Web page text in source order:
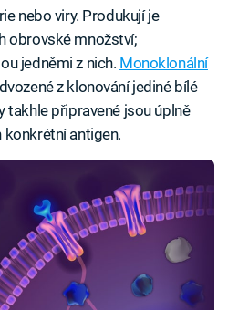
nebo viry. Produkují je
obrovské množství;
jedněmi z nich. Monoklonální
z klonování jediné bílé
takhle připravené jsou úplně
konkrétní antigen.